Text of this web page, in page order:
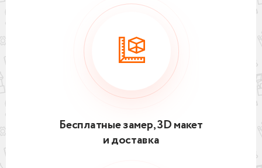
Бесплатные замер, 3D макет
и доставка